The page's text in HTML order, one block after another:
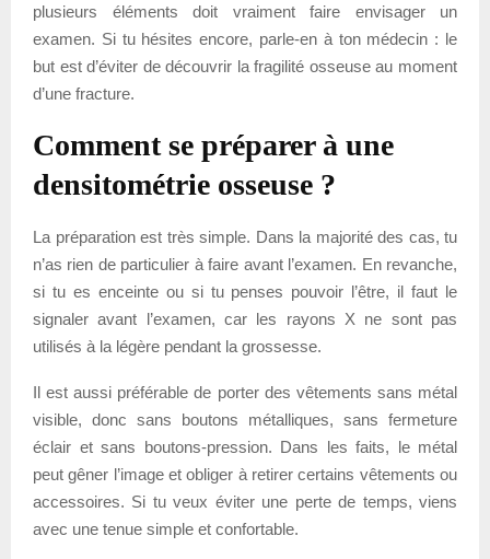
plusieurs éléments doit vraiment faire envisager un
examen. Si tu hésites encore, parle-en à ton médecin : le
but est d’éviter de découvrir la fragilité osseuse au moment
d’une fracture.
Comment se préparer à une
densitométrie osseuse ?
La préparation est très simple. Dans la majorité des cas, tu
n’as rien de particulier à faire avant l’examen. En revanche,
si tu es enceinte ou si tu penses pouvoir l’être, il faut le
signaler avant l’examen, car les rayons X ne sont pas
utilisés à la légère pendant la grossesse.
Il est aussi préférable de porter des vêtements sans métal
visible, donc sans boutons métalliques, sans fermeture
éclair et sans boutons-pression. Dans les faits, le métal
peut gêner l’image et obliger à retirer certains vêtements ou
accessoires. Si tu veux éviter une perte de temps, viens
avec une tenue simple et confortable.